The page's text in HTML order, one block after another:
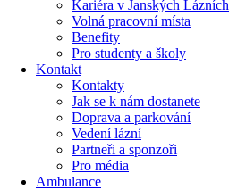
Kariéra v Janských Lázních
Volná pracovní místa
Benefity
Pro studenty a školy
Kontakt
Kontakty
Jak se k nám dostanete
Doprava a parkování
Vedení lázní
Partneři a sponzoři
Pro média
Ambulance